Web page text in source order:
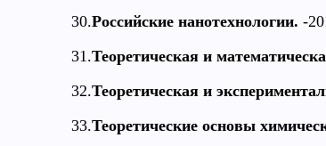
30.Российские нанотехнологии. -
31.Теоретическая и
32.Теоретическая и
33.Теоретические основы